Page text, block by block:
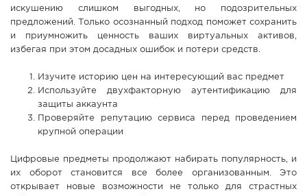
искушению слишком выгодных, но подозрительных
предложений. Только осознанный подход поможет сохранить
и приумножить ценность ваших виртуальных активов,
избегая при этом досадных ошибок и потери средств.
Изучите историю цен на интересующий вас предмет
Используйте двухфакторную аутентификацию для
защиты аккаунта
Проверяйте репутацию сервиса перед проведением
крупной операции
Цифровые предметы продолжают набирать популярность, и
их оборот становится все более организованным. Это
открывает новые возможности не только для страстных